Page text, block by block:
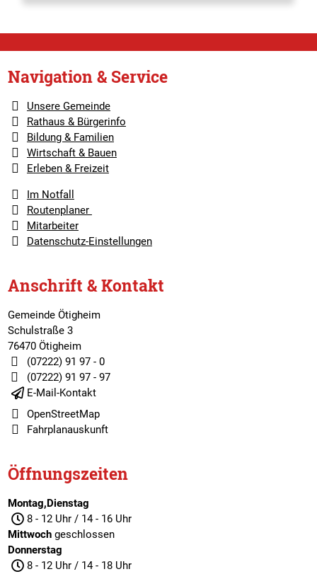
Navigation & Service
Unsere Gemeinde
Rathaus & Bürgerinfo
Bildung & Familien
Wirtschaft & Bauen
Erleben & Freizeit
Im Notfall
Routenplaner
Mitarbeiter
Datenschutz-Einstellungen
Anschrift & Kontakt
Gemeinde Ötigheim
Schulstraße 3
76470 Ötigheim
(07222) 91 97 - 0
(07222) 91 97 - 97
E-Mail-Kontakt
OpenStreetMap
Fahrplanauskunft
Öffnungszeiten
Montag,Dienstag
8 - 12 Uhr / 14 - 16 Uhr
Mittwochgeschlossen
Donnerstag
8 - 12 Uhr / 14 - 18 Uhr